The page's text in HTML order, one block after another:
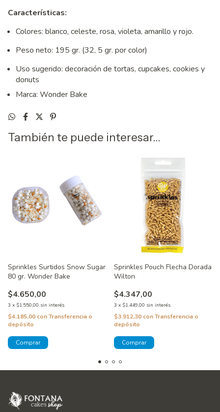
Características:
Colores: blanco, celeste, rosa, violeta, amarillo y rojo.
Peso neto: 195 gr. (32, 5 gr. por color)
Uso sugerido: decoración de tortas, cupcakes, cookies y
donuts
Marca: Wonder Bake
También te puede interesar...
Sprinkles Surtidos Snow Sugar
80 gr. Wonder Bake
$4.650,00
3 x $1.550,00 sin interés
$4.185,00 conTransferencia o
depósito
Sprinkles Pouch Flecha Dorada
Wilton
$4.347,00
3 x $1.449,00 sin interés
$3.912,30 conTransferencia o
depósito